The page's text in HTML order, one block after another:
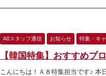
A8スタッフ通信 お知らせ 特集・キ
【韓国特集】おすすめプ
こんにちは！Ａ８特集担当です♪ 本